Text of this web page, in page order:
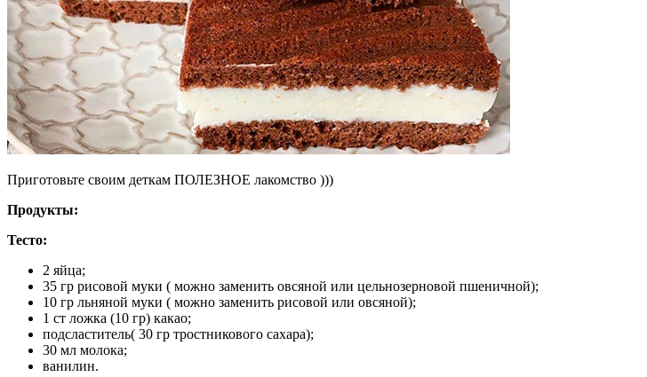
Приготовьте своим деткам ПОЛЕЗНОЕ лакомство )))
Продукты:
Тесто:
2 яйца;
35 гр рисовой муки ( можно заменить овсяной или цельнозерновой пшеничной);
10 гр льняной муки ( можно заменить рисовой или овсяной);
1 ст ложка (10 гр) какао;
подсластитель( 30 гр тростникового сахара);
30 мл молока;
ванилин.